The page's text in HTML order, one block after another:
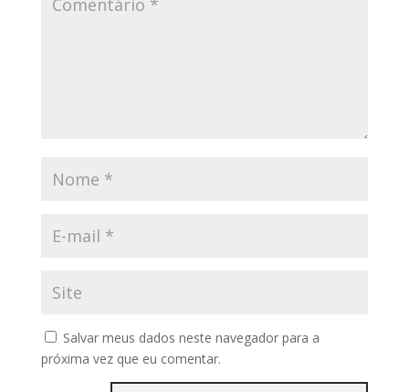
Salvar meus dados neste navegador para a
próxima vez que eu comentar.